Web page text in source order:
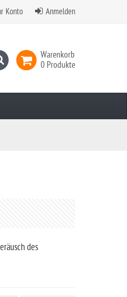
Konto Anmelden
Warenkorb
0 Produkte
Suchen
des